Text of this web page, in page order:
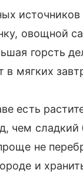
овощной
горсть
в мягких
есть
чем
не
и